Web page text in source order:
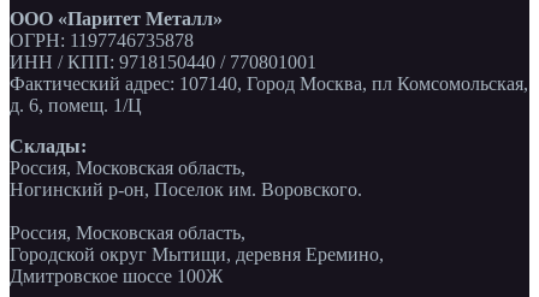
ООО «Паритет Металл»
ОГРН: 1197746735878
ИНН / КПП: 9718150440 / 770801001
Фактический адрес: 107140, Город Москва, пл Комсомольская,
д. 6, помещ. 1/Ц
Склады:
Россия, Московская область,
Ногинский р-он, Поселок им. Воровского.
Россия, Московская область,
Городской округ Мытищи, деревня Еремино,
Дмитровское шоссе 100Ж